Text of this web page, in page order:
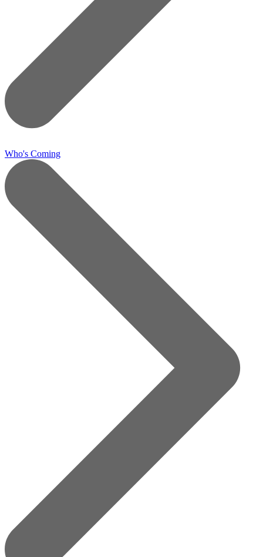
Who's Coming